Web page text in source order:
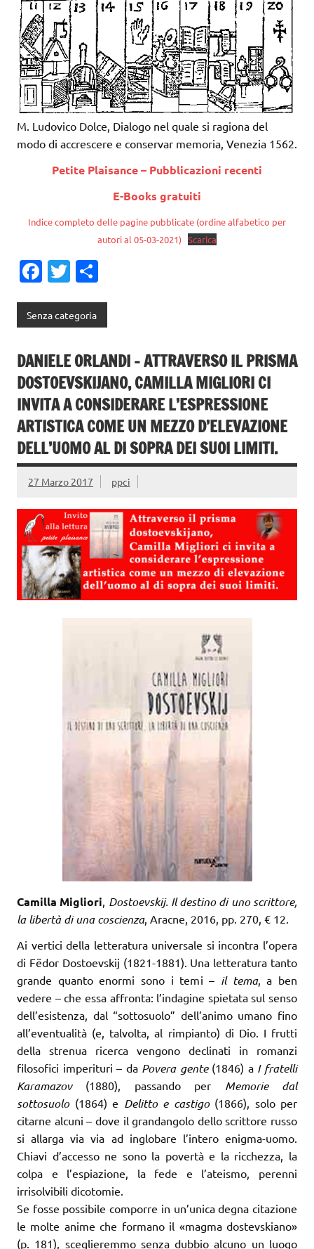
M. Ludovico Dolce, Dialogo nel quale si ragiona del
modo di accrescere e conservar memoria, Venezia 1562.
Petite Plaisance – Pubblicazioni recenti
E-Books gratuiti
Indice completo delle pagine pubblicate (ordine alfabetico per
autori al 05-03-2021) Scarica
Fa
e
o
o
k
T
it
r
vi
di
Senza categoria
DANIELE ORLANDI – ATTRAVERSO IL PRISMA
DOSTOEVSKIJANO, CAMILLA MIGLIORI CI
INVITA A CONSIDERARE L’ESPRESSIONE
ARTISTICA COME UN MEZZO D’ELEVAZIONE
DELL’UOMO AL DI SOPRA DEI SUOI LIMITI.
27 Marzo 2017 ppci
Camilla Migliori Dostoevskij. Il destino di uno scrittore,
la libertà di una coscienza, Aracne, 2016, pp. 270, € 12.
Ai vertici della letteratura universale si incontra l’opera
di Fëdor Dostoevskij (1821-1881). Una letteratura tanto
grande quanto enormi sono i temi – il tema, a ben
vedere – che essa affronta: l’indagine spietata sul senso
dell’esistenza, dal “sottosuolo” dell’animo umano fino
all’eventualità (e, talvolta, al rimpianto) di Dio. I frutti
della strenua ricerca vengono declinati in romanzi
filosofici imperituri – da Povera gente(1846) a I fratelli
Karamazov (1880), passando per Memorie dal
sottosuolo(1864) e Delitto e castigo(1866), solo per
citarne alcuni – dove il grandangolo dello scrittore russo
si allarga via via ad inglobare l’intero enigma-uomo.
Chiavi d’accesso ne sono la povertà e la ricchezza, la
colpa e l’espiazione, la fede e l’ateismo, perenni
irrisolvibili dicotomie.
Se fosse possibile comporre in un’unica degna citazione
le molte anime che formano il «magma dostevskiano»
(p. 181), sceglieremmo senza dubbio alcuno un luogo